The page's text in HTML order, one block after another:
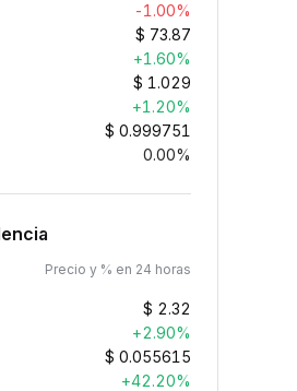
-1.00%
$ 73.87
+1.60%
$ 1.029
+1.20%
$ 0.999751
0.00%
Precio y % en 24 horas
$ 2.32
+2.90%
$ 0.055615
+42.20%